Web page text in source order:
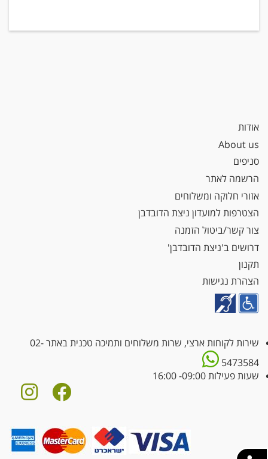
אודות
About us
סניפים
הרשמה לאתר
אזורי חלוקה ומשלוחים
הצטרפות למועדון ניצת הדובדבן
צור קשר/ביטול הזמנה
דרושים ב'ניצת הדובדבן'
תקנון
הצהרת נגישות
שירות לקוחות ארצי, שרות משלוחים ותמיכה טכנית באתר02-
5473584
שעות פעילות 09:00- 16:00